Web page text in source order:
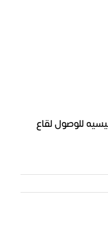
للوصول لقاع